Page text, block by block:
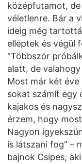
középfutamot,
véletlenre. Bár a
ideig még
elléptek és végül
“Többször
alatt, de
Most már két
sokat számít egy
kajakos és
érzem, hogy
Nagyon
is látszani fog” –
bajnok Csipes,